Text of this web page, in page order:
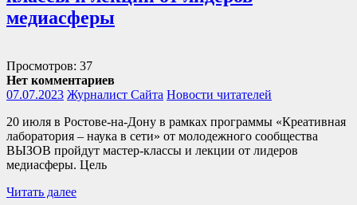
медиасферы
Просмотров: 37
Нет комментариев
07.07.2023 Журналист Сайта Новости читателей
20 июля в Ростове-на-Дону в рамках программы «Креативная
лаборатория – наука в сети» от молодежного сообщества
ВЫЗОВ пройдут мастер-классы и лекции от лидеров
медиасферы. Цель
Читать далее